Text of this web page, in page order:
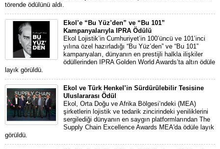
törende ödülünü aldı.
Ekol’e “Bu Yüz’den” ve “Bu 101”
Kampanyalarıyla IPRA Ödülü
Ekol Lojistik’in Cumhuriyet’in 100’üncü ve 101’inci
yılına özel hazırladığı “Bu Yüz’den” ve “Bu 101”
kampanyaları, dünyanın en prestijli halkla ilişkiler
ödüllerinden IPRA Golden World Awards’ta altın ödüle
layık görüldü.
Ekol ve Türk Henkel’in Sürdürülebilir Tesisine
Uluslararası Ödül
Ekol, Orta Doğu ve Afrika Bölgesi’ndeki (MEA)
şirketlerin lojistik ve tedarik zincirindeki yeniliklerini
sergilediği dünyanın en saygın platformlarından The
Supply Chain Excellence Awards MEA'da ödüle layık
görüldü.